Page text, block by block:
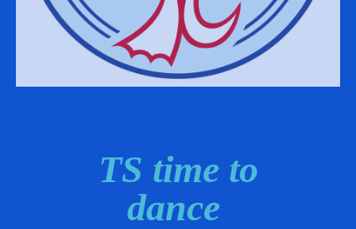
TS time to
dance